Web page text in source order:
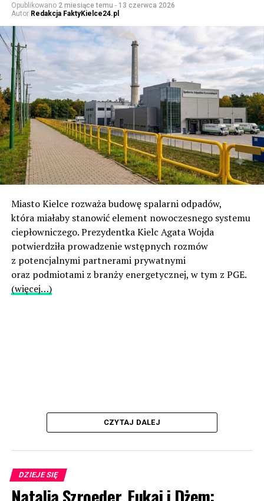
Opublikowano 2 miesiące temu - 13 czerwca 2026
Autor Redakcja FaktyKielce24.pl
Miasto Kielce rozważa budowę spalarni odpadów,
która miałaby stanowić element nowoczesnego systemu
ciepłowniczego. Prezydentka Kielc Agata Wojda
potwierdziła prowadzenie wstępnych rozmów
z potencjalnymi partnerami prywatnymi
oraz podmiotami z branży energetycznej, w tym z PGE.
(więcej…)
CZYTAJ DALEJ
DZIEJE SIĘ
Natalia Szroeder, Fukaj i Dżem: